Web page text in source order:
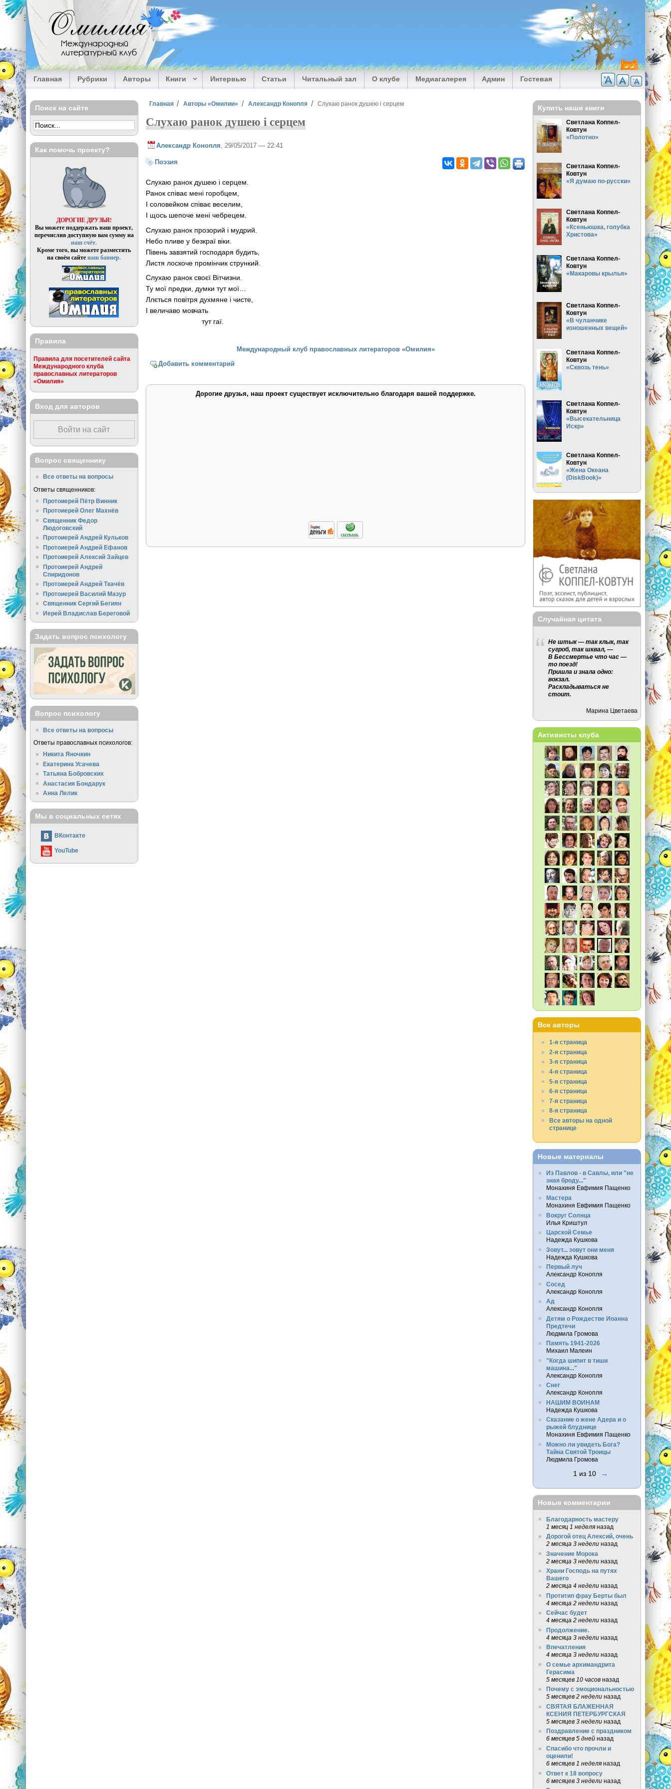
Перейти к основному содержанию
Омилия
Международный
литературный клуб
Главная Рубрики Авторы Книги Интервью Статьи Читальный зал О клубе Медиагалерея Админ Гостевая
Вы здесь
Главная Авторы «Омилии» Александр Конопля Слухаю ранок душею і серцем
Слухаю ранок душею і серцем
Александр Конопля , 29/05/2017 — 22:41
Поэзия
Слухаю ранок душею і серцем.
Ранок співає мені горобцем,
І соловейком співає веселим,
І щось шепоче мені чебрецем.
Слухаю ранок прозорий і мудрий.
Небо пливе у безкраї віки.
Півень завзятий господаря будить,
Листя лоскоче промінчик стрункий.
Слухаю ранок своєї Вітчизни.
Ту мої предки, думки тут мої…
Ллється повітря духмяне і чисте,
І величаво мовчать
тут гаї.
Международный клуб православных литераторов «Омилия»
Добавить комментарий
Дорогие друзья, наш проект существует исключительно благодаря вашей поддержке.
Поиск на сайте
Как помочь проекту?
ДОРОГИЕ ДРУЗЬЯ!
Вы можете поддержать наш проект,
перечислив доступную вам сумму на
наш счёт.
Кроме того, вы можете разместить
на своём сайтенаш баннер.
Правила
Правила для посетителей сайта
Международного клуба
православных литераторов
«Омилия»
Вход для авторов
Войти на сайт
Вопрос священнику
Все ответы на вопросы
Ответы священников:
Протоиерей Пётр Винник
Протоиерей Олег Махнёв
Священник Федор
Людоговский
Протоиерей Андрей Кульков
Протоиерей Андрей Ефанов
Протоиерей Алексий Зайцев
Протоиерей Андрей
Спиридонов
Протоиерей Андрей Ткачёв
Протоиерей Василий Мазур
Священник Сергий Бегиян
Иерей Владислав Береговой
Задать вопрос психологу
Вопрос психологу
Все ответы на вопросы
Ответы православных психологов:
Никита Яночкин
Екатерина Усачева
Татьяна Бобровских
Анастасия Бондарук
Анна Лелик
Мы в социальных сетях
ВКонтакте
YouTube
Купить наши книги
Светлана Коппел-
Ковтун
«Полотно»
Светлана Коппел-
Ковтун
«Я думаю по-русски»
Светлана Коппел-
Ковтун
«Ксеньюшка, голубка
Христова»
Светлана Коппел-
Ковтун
«Макаровы крылья»
Светлана Коппел-
Ковтун
«В чуланчике
изношенных вещей»
Светлана Коппел-
Ковтун
«Сквозь тень»
Светлана Коппел-
Ковтун
«Высекательница
Искр»
Светлана Коппел-
Ковтун
«Жена Океана
(DiskBook)»
Случайная цитата
Не штык — так клык, так
сугроб, так шквал, —
В Бессмертье что час —
то поезд!
Пришла и знала одно:
вокзал.
Раскладываться не
стоит.
Марина Цветаева
Активисты клуба
Все авторы
1-я страница
2-я страница
3-я страница
4-я страница
5-я страница
6-я страница
7-я страница
8-я страница
Все авторы на одной
странице
Новые материалы
Из Павлов - в Савлы, или "не
зная броду..."
Монахиня Евфимия Пащенко
Мастера
Монахиня Евфимия Пащенко
Вокруг Солнца
Илья Криштул
Царской Семье
Надежда Кушкова
Зовут... зовут они меня
Надежда Кушкова
Первый луч
Александр Конопля
Сосед
Александр Конопля
Ад
Александр Конопля
Детям о Рождестве Иоанна
Предтечи
Людмила Громова
Память 1941-2026
Михаил Малеин
"Когда шипит в тиши
машина..."
Александр Конопля
Снег
Александр Конопля
НАШИМ ВОИНАМ
Надежда Кушкова
Сказание о жене Адера и о
рыжей блуднице
Монахиня Евфимия Пащенко
Можно ли увидеть Бога?
Тайна Святой Троицы
Людмила Громова
1 из 10 →
Новые комментарии
Благодарность мастеру
1 месяц 1 неделяназад
Дорогой отец Алексий, очень
2 месяца 3 неделиназад
Значение Морока
2 месяца 3 неделиназад
Храни Господь на путях
Вашего
2 месяца 4 неделиназад
Протитип фрау Берты был
4 месяца 2 неделиназад
Сейчас будет
4 месяца 2 неделиназад
Продолжение.
4 месяца 3 неделиназад
Впечатления
4 месяца 3 неделиназад
О семье архимандрита
Герасима
5 месяцев 10 часовназад
Почему с эмоциональностью
5 месяцев 2 неделиназад
СВЯТАЯ БЛАЖЕННАЯ
КСЕНИЯ ПЕТЕРБУРГСКАЯ
5 месяцев 3 неделиназад
Поздравление с праздником
6 месяцев 5 днейназад
Спасибо что прочли и
оценили!
6 месяцев 1 неделяназад
Ответ к 18 вопросу
6 месяцев 3 неделиназад